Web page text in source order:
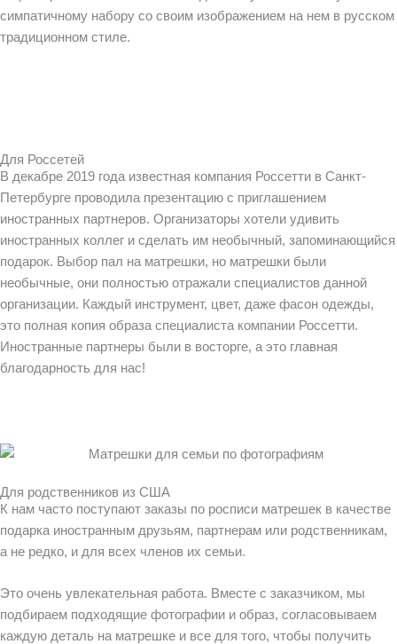
симпатичному набору со своим изображением на нем в русском
традиционном стиле.
Для Россетей
В декабре 2019 года известная компания Россетти в Санкт-
Петербурге проводила презентацию с приглашением
иностранных партнеров. Организаторы хотели удивить
иностранных коллег и сделать им необычный, запоминающийся
подарок. Выбор пал на матрешки, но матрешки были
необычные, они полностью отражали специалистов данной
организации. Каждый инструмент, цвет, даже фасон одежды,
это полная копия образа специалиста компании Россетти.
Иностранные партнеры были в восторге, а это главная
благодарность для нас!
Для родственников из США
К нам часто поступают заказы по росписи матрешек в качестве
подарка иностранным друзьям, партнерам или родственникам,
а не редко, и для всех членов их семьи.
Это очень увлекательная работа. Вместе с заказчиком, мы
подбираем подходящие фотографии и образ, согласовываем
каждую деталь на матрешке и все для того, чтобы получить